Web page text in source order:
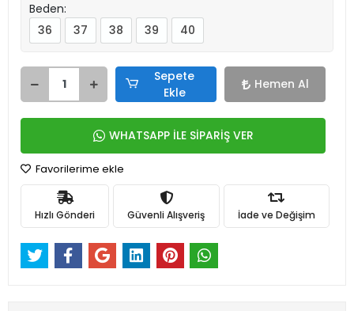
Beden:
36
37 38 39 40
Sepete
Ekle
Hemen Al
WHATSAPP İLE SİPARİŞ VER
Favorilerime ekle
Hızlı Gönderi Güvenli Alışveriş İade ve Değişim